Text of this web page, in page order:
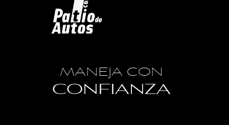
MANEJA CON
CONFIANZA